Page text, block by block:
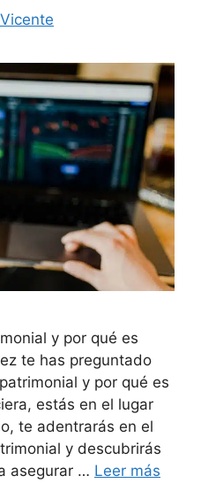
y por qué es
te has preguntado
y por qué es
estás en el lugar
te adentrarás en el
y descubrirás
asegurar … Leer más